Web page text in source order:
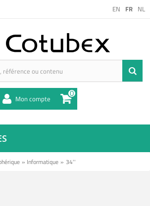
EN FR NL
Mon compte 0
» Informatique » 34''